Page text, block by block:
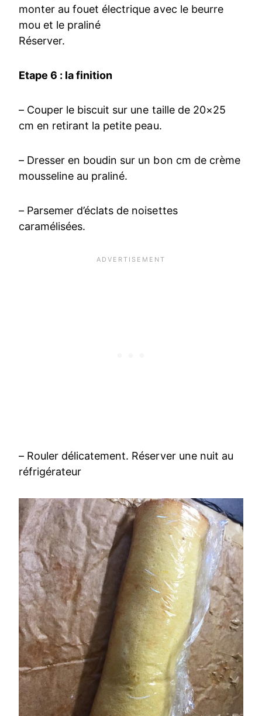
monter au fouet électrique avec le beurre
mou et le praliné
Réserver.
Etape 6 : la finition
– Couper le biscuit sur une taille de 20×25
cm en retirant la petite peau.
– Dresser en boudin sur un bon cm de crème
mousseline au praliné.
– Parsemer d’éclats de noisettes
caramélisées.
– Rouler délicatement. Réserver une nuit au
réfrigérateur